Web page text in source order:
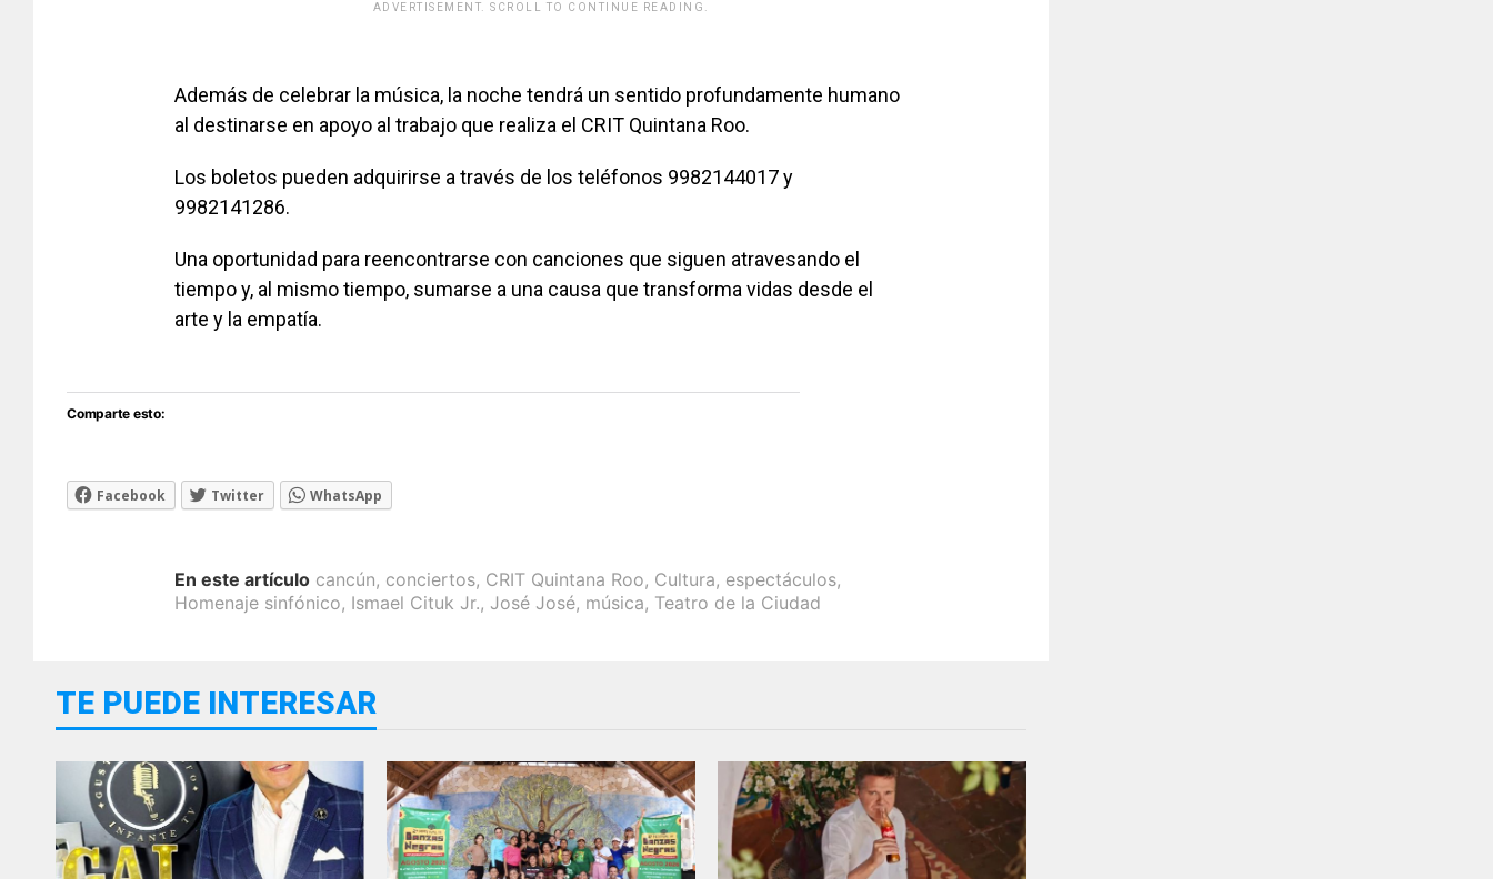
ADVERTISEMENT. SCROLL TO CONTINUE READING.
Además de celebrar la música, la noche tendrá un sentido profundamente humano
al destinarse en apoyo al trabajo que realiza el CRIT Quintana Roo.
Los boletos pueden adquirirse a través de los teléfonos 9982144017 y
9982141286.
Una oportunidad para reencontrarse con canciones que siguen atravesando el
tiempo y, al mismo tiempo, sumarse a una causa que transforma vidas desde el
arte y la empatía.
Comparte esto:
Facebook Twitter WhatsApp
En este artículo cancún, conciertos, CRIT Quintana Roo, Cultura, espectáculos,
Homenaje sinfónico, Ismael Cituk Jr., José José, música, Teatro de la Ciudad
TE PUEDE INTERESAR